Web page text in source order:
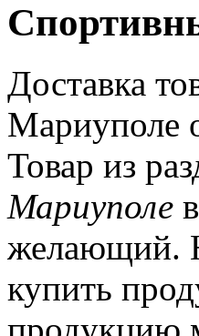
Доставка
Мариуполе
Товар из
Мариуполе
желающий.
купить